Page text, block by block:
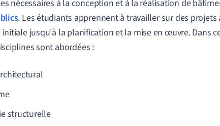
nécessaires à la conception et à la réalisation de
. Les étudiants apprennent à travailler sur des
jusqu'à la planification et la mise en œuvre. Dans
sont abordées :
structurelle